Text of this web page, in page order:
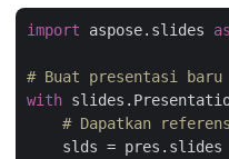
import aspose.slides as
# Buat presentasi baru
with
# Dapatkan
    slds = pres.slides